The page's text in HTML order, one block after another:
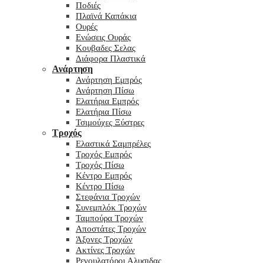
Ποδιές
Πλαϊνά Καπάκια
Ουρές
Ενώσεις Ουράς
Κουβαδες Σελας
Διάφορα Πλαστικά
Ανάρτηση
Ανάρτηση Εμπρός
Ανάρτηση Πίσω
Ελατήρια Εμπρός
Ελατήρια Πίσω
Τσιμούχες Ξύστρες
Τροχός
Ελαστικά Σαμπρέλες
Τροχός Εμπρός
Τροχός Πίσω
Κέντρο Εμπρός
Κέντρο Πίσω
Στεφάνια Τροχών
Συνεμπλόκ Τροχών
Ταμπούρα Τροχών
Αποστάτες Τροχών
Άξονες Τροχών
Ακτίνες Τροχών
Ρεγουλατόροι Αλυσιδας